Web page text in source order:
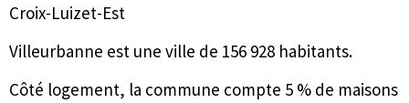
Croix-Luizet-Est
Villeurbanne est une ville de 156 928 habitants.
Côté logement, la commune compte 5 % de maisons